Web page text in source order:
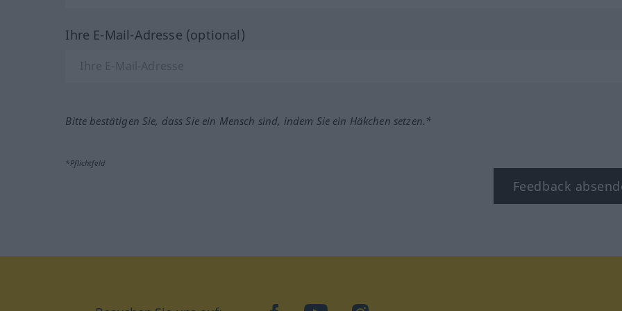
Ihre E-Mail-Adresse (optional)
Bitte bestätigen Sie, dass Sie ein Mensch sind, indem Sie ein Häkchen setzen.*
*Pflichtfeld
Feedback